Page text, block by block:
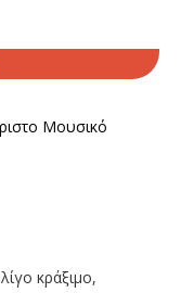
Μουσικό
κράξιμο,